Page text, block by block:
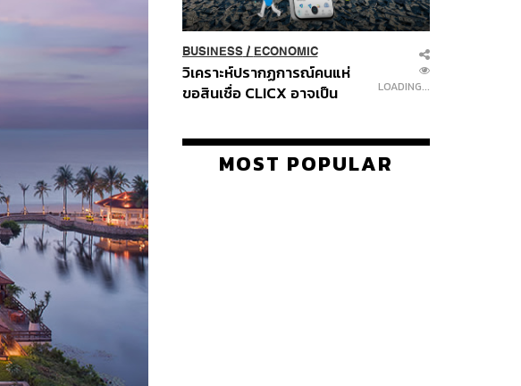
BUSINESS/ ECONOMIC
วิเคราะห์ปรากฏการณ์คนแห่
ขอสินเชื่อ CLICX อาจเป็น
ปัญหาหนี้ครัวเรือนไทยที่ถูกซุก
LOADING...
MOST POPULAR